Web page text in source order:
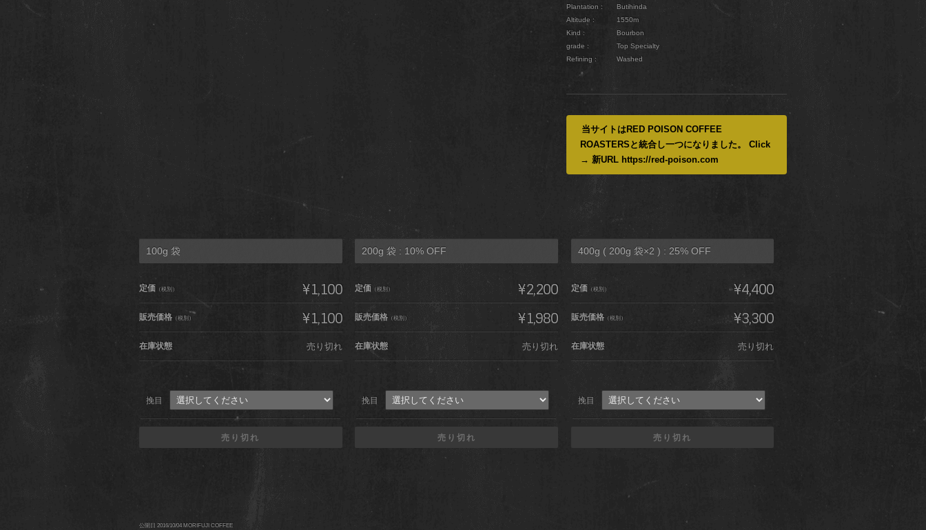
Plantation :
Butihinda
Altitude :
1550m
Kind :
Bourbon
grade :
Top Specialty
Refining :
Washed
当サイトはRED POISON COFFEE
ROASTERSと統合し一つになりました。 Click
→ 新URL https://red-poison.com
100g 袋
定価 （税別） ¥1,100
販売価格 （税別） ¥1,100
在庫状態 売り切れ
挽目
売り切れ
200g 袋 : 10% OFF
定価 （税別） ¥2,200
販売価格（税別） ¥1,980
在庫状態 売り切れ
挽目
売り切れ
400g ( 200g 袋×2 ) : 25% OFF
定価 （税別） ¥4,400
販売価格（税別） ¥3,300
在庫状態 売り切れ
挽目
売り切れ
公開日 2016/10/04 MORIFUJI COFFEE